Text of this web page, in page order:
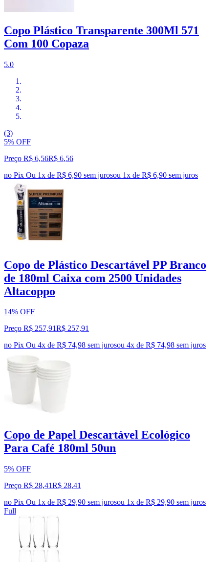
Copo Plástico Transparente 300Ml 571
Com 100 Copaza
5.0
(3)
5% OFF
Preço R$ 6,56R$ 6,56
no Pix Ou 1x de R$ 6,90 sem jurosou 1x de R$ 6,90 sem juros
Copo de Plástico Descartável PP Branco
de 180ml Caixa com 2500 Unidades
Altacoppo
14% OFF
Preço R$ 257,91R$ 257,91
no Pix Ou 4x de R$ 74,98 sem jurosou 4x de R$ 74,98 sem juros
Copo de Papel Descartável Ecológico
Para Café 180ml 50un
5% OFF
Preço R$ 28,41R$ 28,41
no Pix Ou 1x de R$ 29,90 sem jurosou 1x de R$ 29,90 sem juros
Full